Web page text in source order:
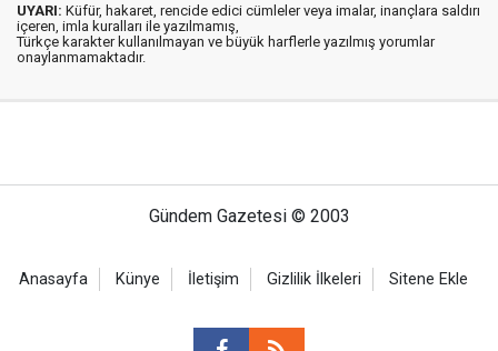
UYARI: Küfür, hakaret, rencide edici cümleler veya imalar, inançlara saldırı
içeren, imla kuralları ile yazılmamış,
Türkçe karakter kullanılmayan ve büyük harflerle yazılmış yorumlar
onaylanmamaktadır.
Gündem Gazetesi © 2003
Anasayfa Künye İletişim Gizlilik İlkeleri Sitene Ekle